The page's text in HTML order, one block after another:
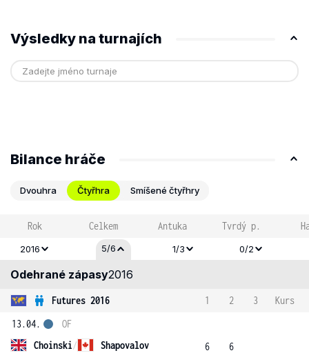
Výsledky na turnajích
Bilance hráče
Dvouhra Čtyřhra Smíšené čtyřhry
Rok Celkem Antuka Tvrdý p.
2016 5/6 1/3 0/2
Odehrané zápasy2016
Futures 2016 1 2 3
Kurs
13.04.
Choinski/
Shapovalov
OF
6
6